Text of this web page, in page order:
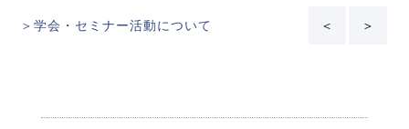
＞学会・セミナー活動について ＜ ＞